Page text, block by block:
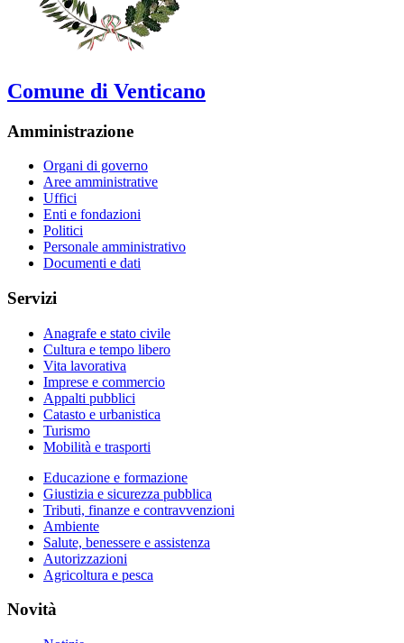
Comune di Venticano
Amministrazione
Organi di governo
Aree amministrative
Uffici
Enti e fondazioni
Politici
Personale amministrativo
Documenti e dati
Servizi
Anagrafe e stato civile
Cultura e tempo libero
Vita lavorativa
Imprese e commercio
Appalti pubblici
Catasto e urbanistica
Turismo
Mobilità e trasporti
Educazione e formazione
Giustizia e sicurezza pubblica
Tributi, finanze e contravvenzioni
Ambiente
Salute, benessere e assistenza
Autorizzazioni
Agricoltura e pesca
Novità